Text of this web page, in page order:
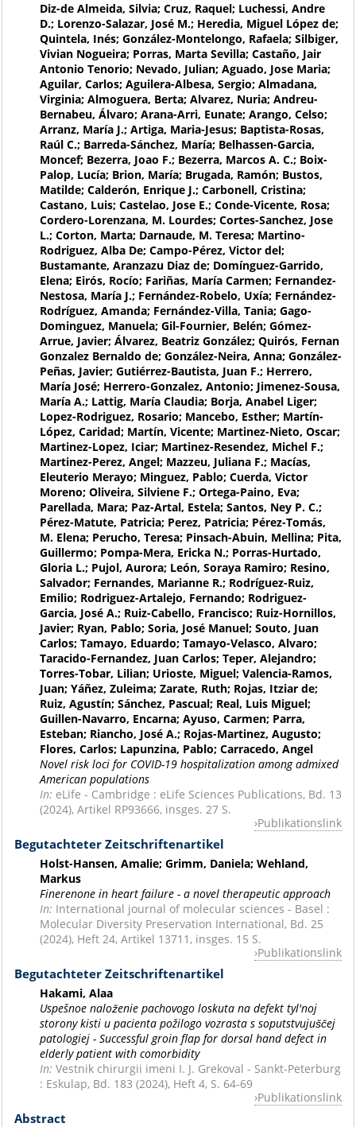
Diz-de Almeida, Silvia; Cruz, Raquel; Luchessi, Andre
D.; Lorenzo-Salazar, José M.; Heredia, Miguel López de;
Quintela, Inés; González-Montelongo, Rafaela; Silbiger,
Vivian Nogueira; Porras, Marta Sevilla; Castaño, Jair
Antonio Tenorio; Nevado, Julian; Aguado, Jose Maria;
Aguilar, Carlos; Aguilera-Albesa, Sergio; Almadana,
Virginia; Almoguera, Berta; Alvarez, Nuria; Andreu-
Bernabeu, Álvaro; Arana-Arri, Eunate; Arango, Celso;
Arranz, María J.; Artiga, Maria-Jesus; Baptista-Rosas,
Raúl C.; Barreda-Sánchez, María; Belhassen-Garcia,
Moncef; Bezerra, Joao F.; Bezerra, Marcos A. C.; Boix-
Palop, Lucía; Brion, María; Brugada, Ramón; Bustos,
Matilde; Calderón, Enrique J.; Carbonell, Cristina;
Castano, Luis; Castelao, Jose E.; Conde-Vicente, Rosa;
Cordero-Lorenzana, M. Lourdes; Cortes-Sanchez, Jose
L.; Corton, Marta; Darnaude, M. Teresa; Martino-
Rodriguez, Alba De; Campo-Pérez, Victor del;
Bustamante, Aranzazu Diaz de; Domínguez-Garrido,
Elena; Eirós, Rocío; Fariñas, María Carmen; Fernandez-
Nestosa, María J.; Fernández-Robelo, Uxía; Fernández-
Rodríguez, Amanda; Fernández-Villa, Tania; Gago-
Dominguez, Manuela; Gil-Fournier, Belén; Gómez-
Arrue, Javier; Álvarez, Beatriz González; Quirós, Fernan
Gonzalez Bernaldo de; González-Neira, Anna; González-
Peñas, Javier; Gutiérrez-Bautista, Juan F.; Herrero,
María José; Herrero-Gonzalez, Antonio; Jimenez-Sousa,
María A.; Lattig, María Claudia; Borja, Anabel Liger;
Lopez-Rodriguez, Rosario; Mancebo, Esther; Martín-
López, Caridad; Martín, Vicente; Martinez-Nieto, Oscar;
Martinez-Lopez, Iciar; Martinez-Resendez, Michel F.;
Martinez-Perez, Angel; Mazzeu, Juliana F.; Macías,
Eleuterio Merayo; Minguez, Pablo; Cuerda, Victor
Moreno; Oliveira, Silviene F.; Ortega-Paino, Eva;
Parellada, Mara; Paz-Artal, Estela; Santos, Ney P. C.;
Pérez-Matute, Patricia; Perez, Patricia; Pérez-Tomás,
M. Elena; Perucho, Teresa; Pinsach-Abuin, Mellina; Pita,
Guillermo; Pompa-Mera, Ericka N.; Porras-Hurtado,
Gloria L.; Pujol, Aurora; León, Soraya Ramiro; Resino,
Salvador; Fernandes, Marianne R.; Rodríguez-Ruiz,
Emilio; Rodriguez-Artalejo, Fernando; Rodriguez-
Garcia, José A.; Ruiz-Cabello, Francisco; Ruiz-Hornillos,
Javier; Ryan, Pablo; Soria, José Manuel; Souto, Juan
Carlos; Tamayo, Eduardo; Tamayo-Velasco, Alvaro;
Taracido-Fernandez, Juan Carlos; Teper, Alejandro;
Torres-Tobar, Lilian; Urioste, Miguel; Valencia-Ramos,
Juan; Yáñez, Zuleima; Zarate, Ruth; Rojas, Itziar de;
Ruiz, Agustín; Sánchez, Pascual; Real, Luis Miguel;
Guillen-Navarro, Encarna; Ayuso, Carmen; Parra,
Esteban; Riancho, José A.; Rojas-Martinez, Augusto;
Flores, Carlos; Lapunzina, Pablo; Carracedo, Angel
Novel risk loci for COVID-19 hospitalization among admixed
American populations
In: eLife - Cambridge : eLife Sciences Publications, Bd. 13
(2024), Artikel RP93666, insges. 27 S.
Publikationslink
Begutachteter Zeitschriftenartikel
Holst-Hansen, Amalie; Grimm, Daniela; Wehland,
Markus
Finerenone in heart failure - a novel therapeutic approach
In: International journal of molecular sciences - Basel :
Molecular Diversity Preservation International, Bd. 25
(2024), Heft 24, Artikel 13711, insges. 15 S.
Publikationslink
Begutachteter Zeitschriftenartikel
Hakami, Alaa
Uspešnoe naloz̆enie pachovogo loskuta na defekt tyl'noj
storony kisti u pacienta požilogo vozrasta s soputstvujus̆c̆ej
patologiej - Successful groin flap for dorsal hand defect in
elderly patient with comorbidity
In: Vestnik chirurgii imeni I. J. Grekoval - Sankt-Peterburg
: Eskulap, Bd. 183 (2024), Heft 4, S. 64-69
Publikationslink
Abstract